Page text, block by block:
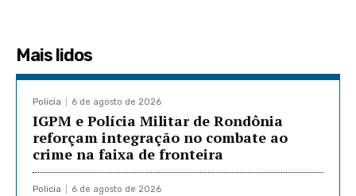
Mais lidos
Policia 6 de agosto de 2026
IGPM e Polícia Militar de Rondônia
reforçam integração no combate ao
crime na faixa de fronteira
Policia 6 de agosto de 2026